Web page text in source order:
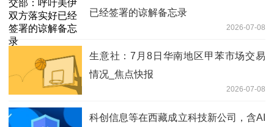
已经签署的谅解备忘录
2026-07-08
生意社：7月8日华南地区甲苯市场交易
情况_焦点快报
2026-07-08
科创信息等在西藏成立科技新公司，含AI